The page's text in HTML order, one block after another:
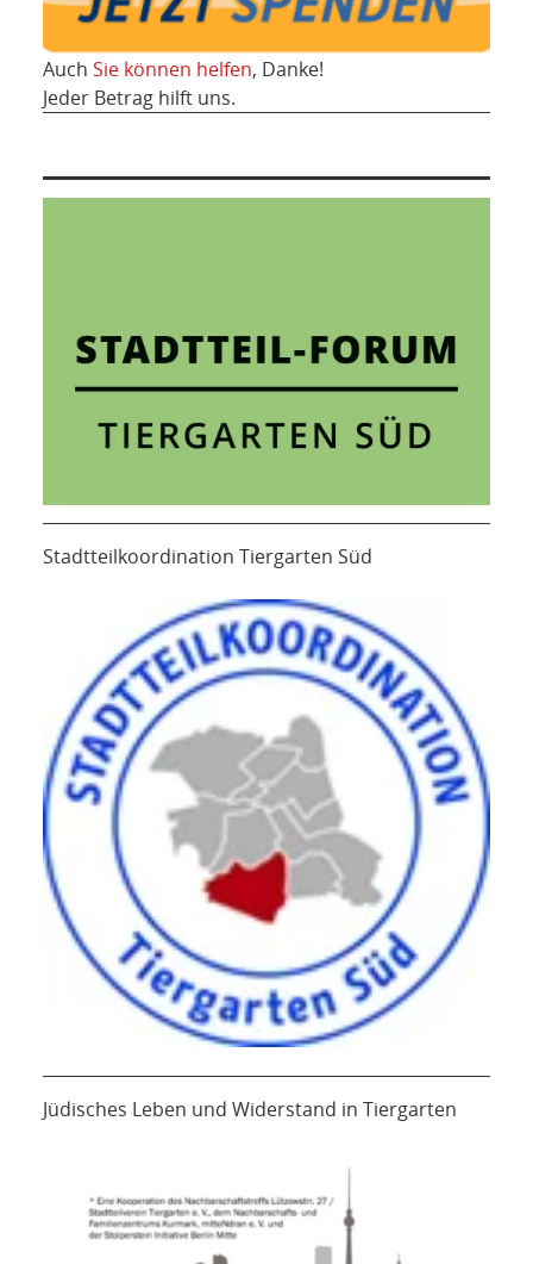
Auch Sie können helfen, Danke!
Jeder Betrag hilft uns.
Stadtteilkoordination Tiergarten Süd
Jüdisches Leben und Widerstand in Tiergarten